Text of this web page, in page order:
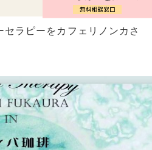
セラピーをカフェリノンカさ